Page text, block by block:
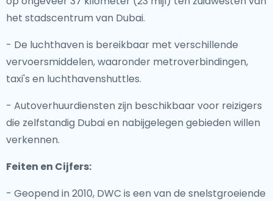
het stadscentrum van Dubai.
- De luchthaven is bereikbaar met verschillende
vervoersmiddelen, waaronder metroverbindingen,
taxi's en luchthavenshuttles.
- Autoverhuurdiensten zijn beschikbaar voor reizigers
die zelfstandig Dubai en nabijgelegen gebieden willen
verkennen.
Feiten en Cijfers:
- Geopend in 2010, DWC is een van de snelstgroeiende